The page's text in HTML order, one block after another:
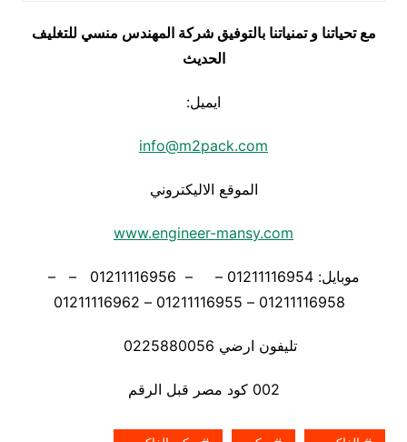
مع تحياتنا و تمنياتنا بالتوفيق شركة المهندس منسي للتغليف
الحديث
ايميل:
info@m2pack.com
الموقع الاليكتروني
www.engineer-mansy.com
موبايل: 01211116954 – – 01211116956 – –
تليفون ارضي 0225880056
002 كود مصر قبل الرقم